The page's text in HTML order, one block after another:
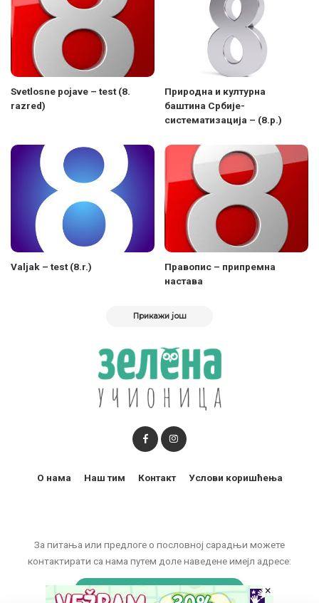
Svetlosne pojave – test (8.
razred)
Природна и културна
баштина Србије-
систематизација – (8.р.)
Valjak – test (8.r.)
Правопис – припремна
настава
Прикажи још
За питања или предлоге о пословној сарадњи можете
контактирати са нама путем доле наведене имејл адресе:
marketing@zelenaucionica.com
О нама Наш тим Контакт Услови коришћења
×